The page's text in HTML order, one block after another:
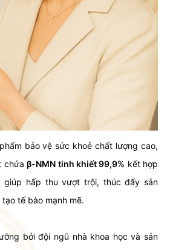
bảo vệ sức khoẻ chất lượng cao,
chứa β-NMN tinh khiết 99,9% kết hợp
giúp hấp thu vượt trội, thúc đẩy sản
tế bào mạnh mẽ.
bởi đội ngũ nhà khoa học và sản